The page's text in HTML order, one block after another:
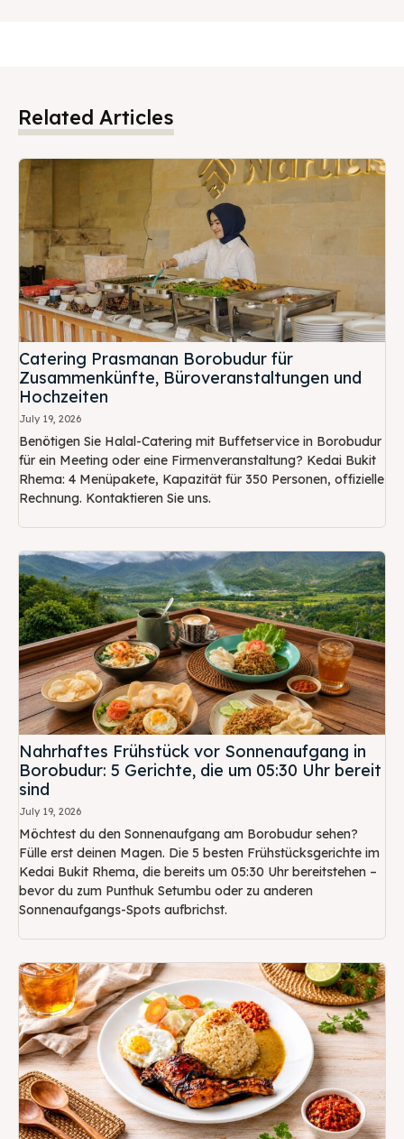
Related Articles
Catering Prasmanan Borobudur für
Zusammenkünfte, Büroveranstaltungen und
Hochzeiten
July 19, 2026
Benötigen Sie Halal-Catering mit Buffetservice in Borobudur
für ein Meeting oder eine Firmenveranstaltung? Kedai Bukit
Rhema: 4 Menüpakete, Kapazität für 350 Personen, offizielle
Rechnung. Kontaktieren Sie uns.
Nahrhaftes Frühstück vor Sonnenaufgang in
Borobudur: 5 Gerichte, die um 05:30 Uhr bereit
sind
July 19, 2026
Möchtest du den Sonnenaufgang am Borobudur sehen?
Fülle erst deinen Magen. Die 5 besten Frühstücksgerichte im
Kedai Bukit Rhema, die bereits um 05:30 Uhr bereitstehen –
bevor du zum Punthuk Setumbu oder zu anderen
Sonnenaufgangs-Spots aufbrichst.